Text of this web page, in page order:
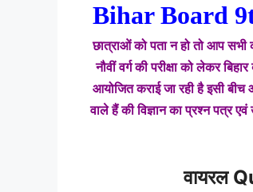
BiharBoard
छात्राओं को पता न हो तो आप सभी
नौवीं वर्ग की परीक्षा को लेकर
आयोजित कराई जा रही है इसी बीच
वाले हैं की विज्ञान का प्रश्न पत्र
वायरल